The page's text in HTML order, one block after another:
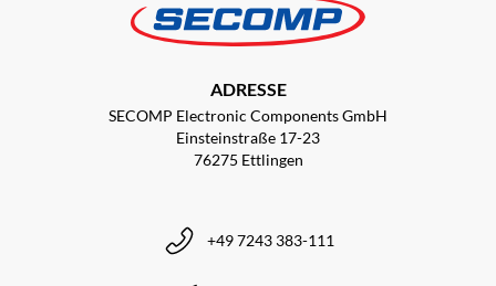
ADRESSE
SECOMP Electronic Components GmbH
Einsteinstraße 17-23
76275 Ettlingen
+49 7243 383-111